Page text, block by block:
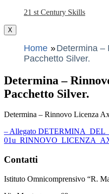
21 st Century Skills
X
Home
Determina –
Pacchetto Silver.
Determina –
Pacchetto Silver.
Determina – Rinnovo Licenza
– Allegato
Contatti
Istituto Omnicomprensivo “R.